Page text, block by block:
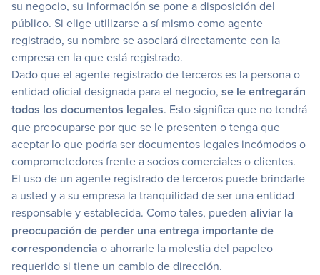
su negocio, su información se pone a disposición del
público. Si elige utilizarse a sí mismo como agente
registrado, su nombre se asociará directamente con la
empresa en la que está registrado.
Dado que el agente registrado de terceros es la persona o
entidad oficial designada para el negocio, se le entregarán
todos los documentos legales. Esto significa que no tendrá
que preocuparse por que se le presenten o tenga que
aceptar lo que podría ser documentos legales incómodos o
comprometedores frente a socios comerciales o clientes.
El uso de un agente registrado de terceros puede brindarle
a usted y a su empresa la tranquilidad de ser una entidad
responsable y establecida. Como tales, pueden aliviar la
preocupación de perder una entrega importante de
correspondencia o ahorrarle la molestia del papeleo
requerido si tiene un cambio de dirección.